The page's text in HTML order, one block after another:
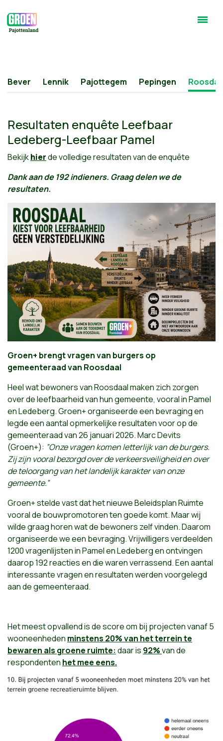
Bever Lennik Pajottegem Pepingen
Resultaten enquête Leefbaar
Ledeberg-Leefbaar Pamel
Bekijkhierde volledige resultaten van de enquête
Dank aan de 192 indieners. Graag delen we de
resultaten.
Groen+ brengt vragen van burgers op
gemeenteraad van Roosdaal
Heel wat bewoners van Roosdaal maken zich zorgen
over de leefbaarheid van hun gemeente, vooral in Pamel
en Ledeberg. Groen+ organiseerde een bevraging en
legde een aantal opmerkelijke resultaten voor op de
gemeenteraad van 26 januari 2026. Marc Devits
(Groen+): ”Onze vragen komen letterlijk van de burgers.
Zij zijn vooral bezorgd over de verkeersveiligheid en over
de teloorgang van het landelijk karakter van onze
gemeente.”
Groen+ stelde vast dat het nieuwe Beleidsplan Ruimte
vooral de bouwpromotoren ten goede komt. Maar wij
wilde graag horen wat de bewoners zelf vinden. Daarom
organiseerde we een bevraging. Vrijwilligers verdeelden
1200 vragenlijsten in Pamel en Ledeberg en ontvingen
daarop 192 reacties en die waren verrassend. Een aantal
interessante vragen en resultaten werden voorgelegd
aan de gemeenteraad.
Het meest opvallend is de score om bij projecten vanaf 5
wooneenheden minstens 20% van het terrein te
bewaren als groene ruimte: daar is 92%van de
respondenten het mee eens.